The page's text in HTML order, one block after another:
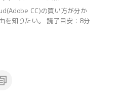
CC)の買い方が分か
を知りたい。 読了目安：8分